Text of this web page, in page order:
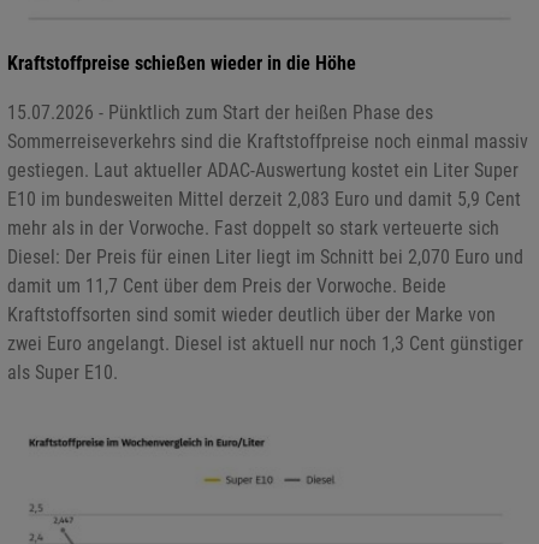
Kraftstoffpreise schießen wieder in die Höhe
15.07.2026 - Pünktlich zum Start der heißen Phase des
Sommerreiseverkehrs sind die Kraftstoffpreise noch einmal massiv
gestiegen. Laut aktueller ADAC-Auswertung kostet ein Liter Super
E10 im bundesweiten Mittel derzeit 2,083 Euro und damit 5,9 Cent
mehr als in der Vorwoche. Fast doppelt so stark verteuerte sich
Diesel: Der Preis für einen Liter liegt im Schnitt bei 2,070 Euro und
damit um 11,7 Cent über dem Preis der Vorwoche. Beide
Kraftstoffsorten sind somit wieder deutlich über der Marke von
zwei Euro angelangt. Diesel ist aktuell nur noch 1,3 Cent günstiger
als Super E10.